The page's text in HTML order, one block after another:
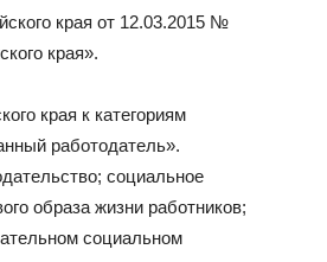
края от 12.03.2015 №
края».
края к категориям
работодатель».
социальное
образа жизни работников;
социальном